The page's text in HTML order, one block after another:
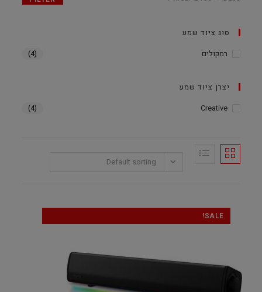
סוג ציוד שמע
רמקולים
(4)
יצרן ציוד שמע
Creative
(4)
Default sorting
SALE!